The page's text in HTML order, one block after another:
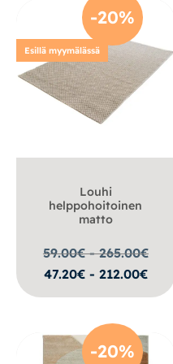
-20%
Esillä myymälässä
Louhi
helppohoitoinen
matto
59.00€ - 265.00€
47.20€ - 212.00€
-20%